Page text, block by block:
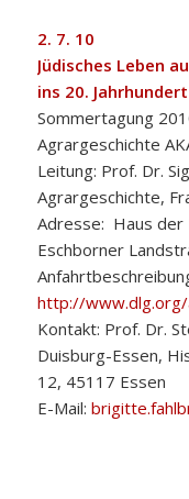
2. 7. 10
Jüdisches Leben
ins 20. Jahrhundert
Sommertagung
Agrargeschichte
Leitung: Prof. Dr.
Agrargeschichte,
Adresse: Haus der
Eschborner
http://
Kontakt: Prof. Dr.
Duisburg-Essen,
12, 45117 Essen
E-Mail: